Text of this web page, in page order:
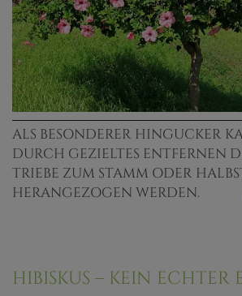
ALS BESONDERER HINGUCKER
DURCH GEZIELTES ENTFERNEN
TRIEBE ZUM STAMM ODER
HERANGEZOGEN WERDEN.
HIBISKUS – KEIN ECHTER